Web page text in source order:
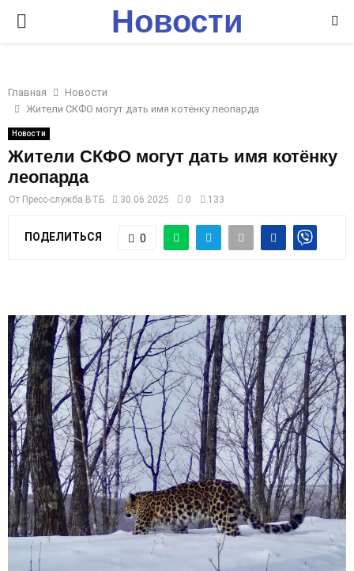
P
I
M
A
R
M
E
N
U
Новости
Главная
Новости
Жители СКФО могут дать имя котёнку леопарда
Новости
Жители СКФО могут дать имя котёнку
леопарда
От Пресс-служба ВТБ 30.06.2025 0 133
ПОДЕЛИТЬСЯ 0